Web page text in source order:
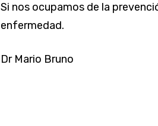
Si nos ocupamos de la
enfermedad.
Dr Mario Bruno